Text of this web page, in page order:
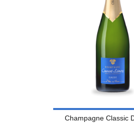
Champagne Classic